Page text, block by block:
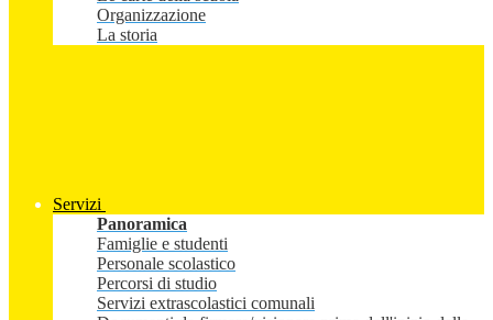
Organizzazione
La storia
Servizi
Panoramica
Famiglie e studenti
Personale scolastico
Percorsi di studio
Servizi extrascolastici comunali